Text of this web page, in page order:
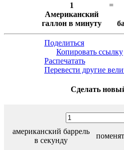
1
Американский
галлон в минуту
=
Поделиться
Копировать ссылку
Распечатать
Перевести другие
Сделать
американский баррель
в секунду